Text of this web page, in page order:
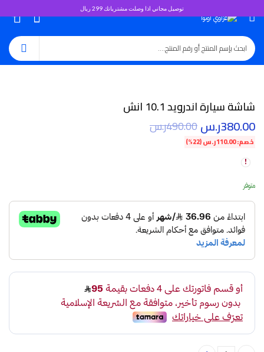
توصيل مجاني اذا وصلت مشترياتك 299 ريال
شاشة سيارة اندرويد 10.1 انش
380.00ر.س490.00ر.س
خصم:110.00ر.س(22%)
متوفر